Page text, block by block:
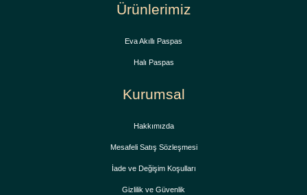
Ürünlerimiz
Eva Akıllı Paspas
Halı Paspas
Kurumsal
Hakkımızda
Mesafeli Satış Sözleşmesi
İade ve Değişim Koşulları
Gizlilik ve Güvenlik